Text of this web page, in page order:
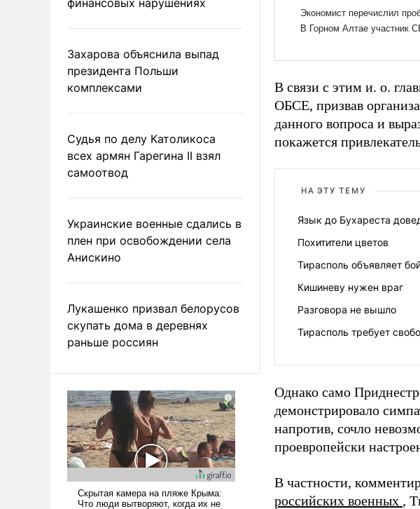
Захарова объяснила выпад
президента Польши
комплексами
Судья по делу Католикоса
всех армян Гарегина II взял
самоотвод
Украинские военные сдались в
плен при освобождении села
Анискино
Лукашенко призвал белорусов
скупать дома в деревнях
раньше россиян
В связи с этим и. о.
ОБСЕ, призвав
данного вопроса и
покажется
НА ЭТУ ТЕМУ
Язык до Бухареста
Похитители цветов
Тирасполь объявляет
Кишиневу нужен враг
Разговора не вышло
Тирасполь требует
Однако само
демонстрировало
напротив, сочло
проевропейски
В частности,
российских военных ,